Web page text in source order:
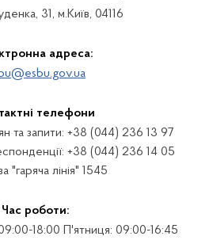
31, м.Київ, 04116
адреса:
телефони
та запити: +38 (044) 236 13 97
+38 (044) 236 14 05
"гаряча лінія" 1545
Час роботи:
18:00 П'ятниця: 09:00-16:45